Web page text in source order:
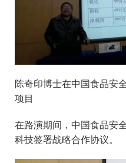
陈奇印博士在中国食品安
项目
在路演期间，中国食品安
科技签署战略合作协议。